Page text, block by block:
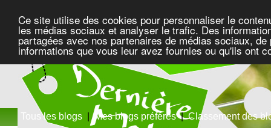
Ce site utilise des cookies pour personnaliser le
les médias sociaux et analyser le trafic. Des
partagées avec nos partenaires de médias sociaux,
informations que vous leur avez fournies ou qu'ils ont
Tous les blogs | Mes blogs préférés|Classement des